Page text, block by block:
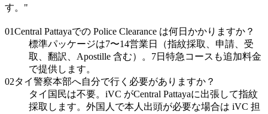
す。 "
01Central Pattayaでの Police Clearance は何日かかりますか？
標準パッケージは7〜14営業日（指紋採取、申請、受
取、翻訳、Apostille 含む）。7日特急コースも追加料金
で提供します。
02タイ警察本部へ自分で行く必要がありますか？
タイ国民は不要。iVC がCentral Pattayaに出張して指紋
採取します。外国人で本人出頭が必要な場合は iVC 担